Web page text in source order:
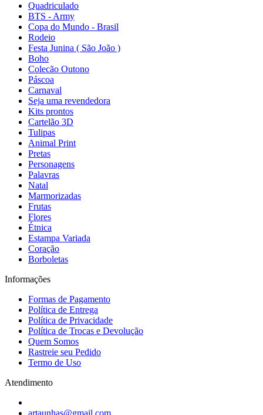
Quadriculado
BTS - Army
Copa do Mundo - Brasil
Rodeio
Festa Junina ( São João )
Boho
Colecão Outono
Páscoa
Carnaval
Seja uma revendedora
Kits prontos
Cartelão 3D
Tulipas
Animal Print
Pretas
Personagens
Palavras
Natal
Marmorizadas
Frutas
Flores
Étnica
Estampa Variada
Coração
Borboletas
Informações
Formas de Pagamento
Política de Entrega
Política de Privacidade
Política de Trocas e Devolução
Quem Somos
Rastreie seu Pedido
Termo de Uso
Atendimento
artaunhas@gmail.com